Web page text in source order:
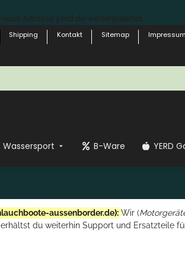
Shipping Kontakt Sitemap Impressum
Wassersport B-Ware YERD
aussenborder.de): Wir (
du weiterhin Support und Ersatzteile